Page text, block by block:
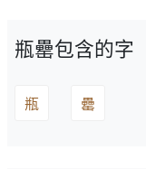
瓶罍包含的字
瓶 罍